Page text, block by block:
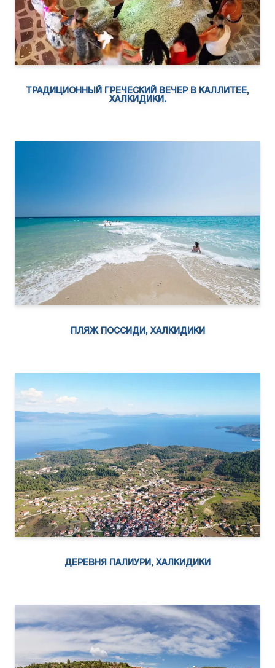
ТРАДИЦИОННЫЙ ГРЕЧЕСКИЙ ВЕЧЕР В КАЛЛИТЕЕ,
ХАЛКИДИКИ.
ПЛЯЖ ПОССИДИ, ХАЛКИДИКИ
ДЕРЕВНЯ ПАЛИУРИ, ХАЛКИДИКИ